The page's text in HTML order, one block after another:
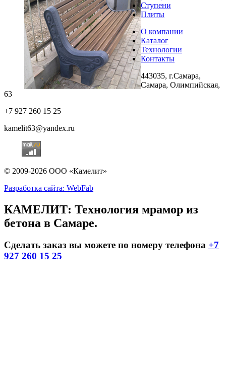
Ступени
Плиты
О компании
Каталог
Технологии
Контакты
443035, г.Самара,
Самара, Олимпийская,
63
+7 927 260 15 25
kamelit63@yandex.ru
© 2009-2026 ООО «Камелит»
Разработка сайта: WebFab
КАМЕЛИТ: Технология мрамор из
бетона в Самаре.
Сделать заказ вы можете по номеру телефона +7
927 260 15 25